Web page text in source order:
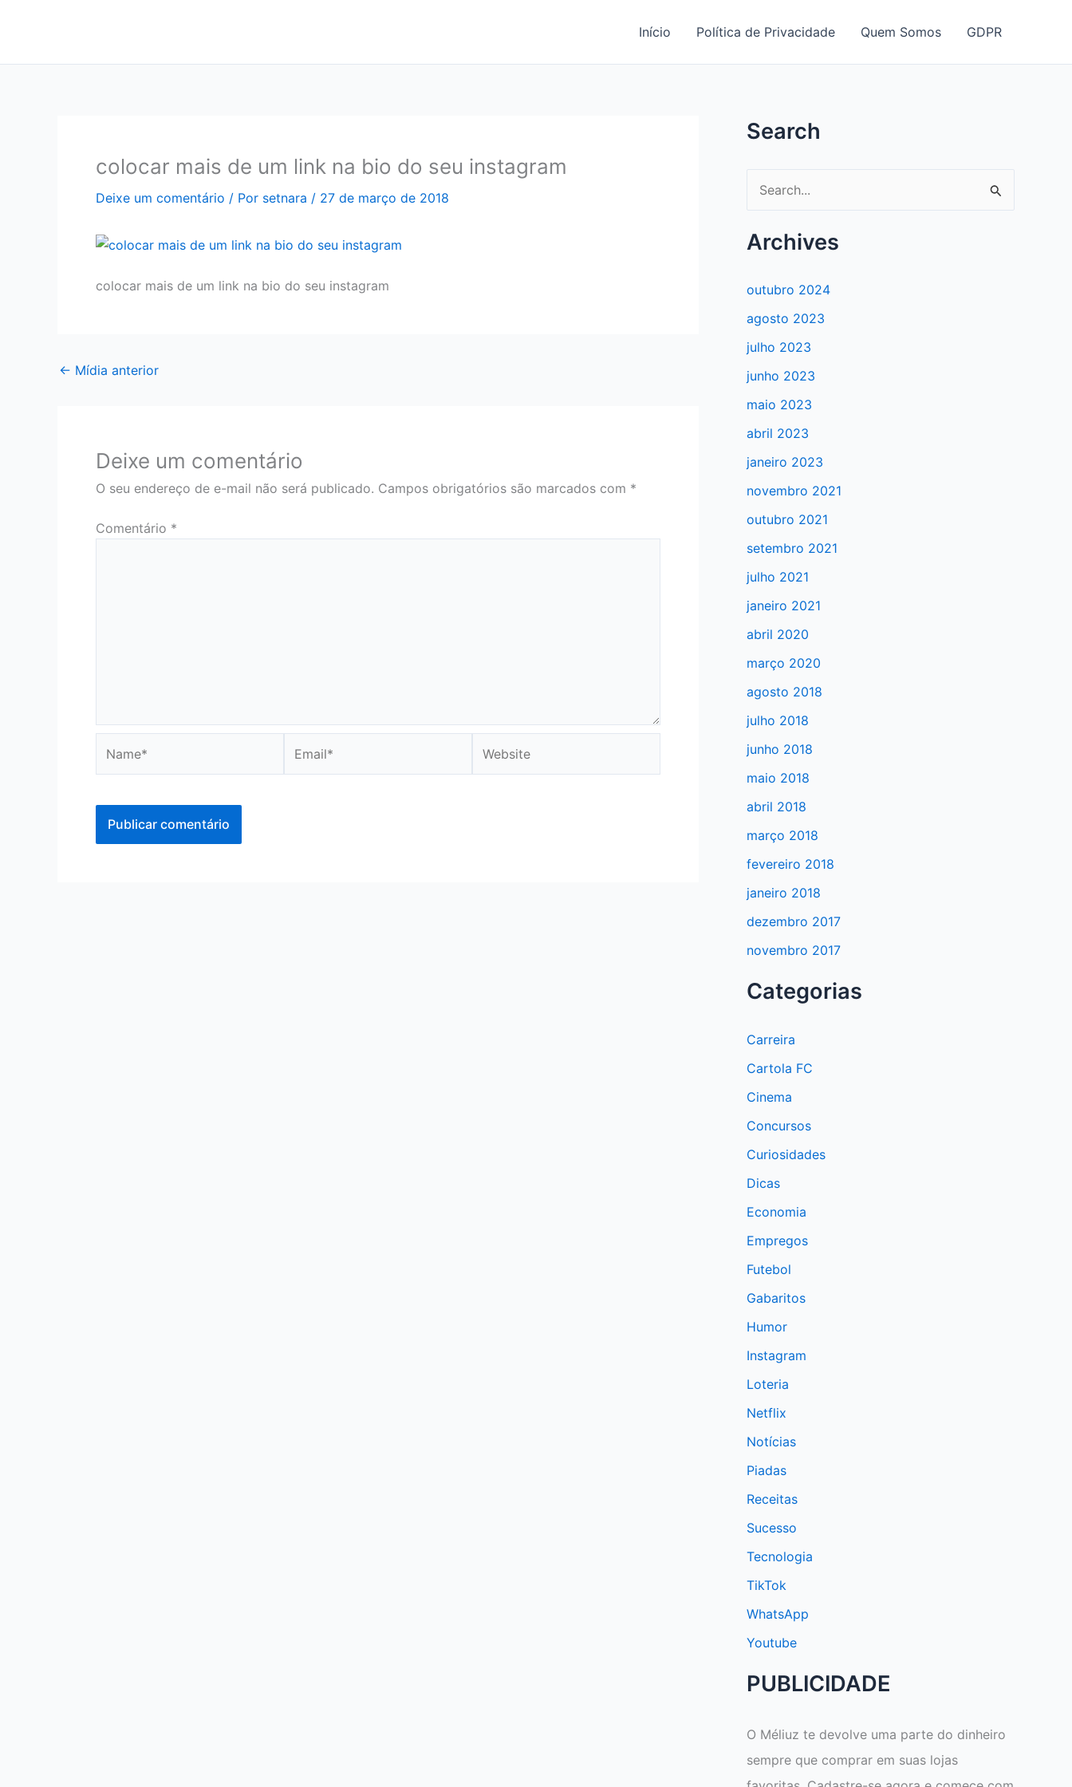
Início Política de Privacidade Quem Somos GDPR
colocar mais de um link na bio do seu instagram
Deixe um comentário / Por setnara / 27 de março de 2018
colocar mais de um link na bio do seu instagram
← Mídia anterior
Deixe um comentário
O seu endereço de e-mail não será publicado. Campos obrigatórios são marcados com *
Comentário *
Search
e
s
u
a
r
p
o
r
:
Archives
outubro 2024
agosto 2023
julho 2023
junho 2023
maio 2023
abril 2023
janeiro 2023
novembro 2021
outubro 2021
setembro 2021
julho 2021
janeiro 2021
abril 2020
março 2020
agosto 2018
julho 2018
junho 2018
maio 2018
abril 2018
março 2018
fevereiro 2018
janeiro 2018
dezembro 2017
novembro 2017
Categorias
Carreira
Cartola FC
Cinema
Concursos
Curiosidades
Dicas
Economia
Empregos
Futebol
Gabaritos
Humor
Instagram
Loteria
Netflix
Notícias
Piadas
Receitas
Sucesso
Tecnologia
TikTok
WhatsApp
Youtube
PUBLICIDADE
O Méliuz te devolve uma parte do dinheiro
sempre que comprar em suas lojas